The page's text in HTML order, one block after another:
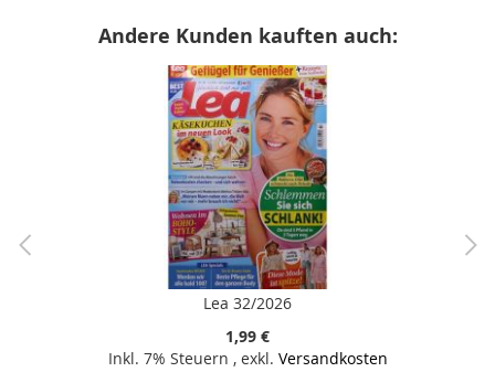
Andere Kunden kauften auch:
Lea 32/2026
1,99 €
Inkl. 7% Steuern , exkl. Versandkosten